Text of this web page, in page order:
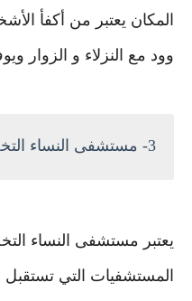
المكان يعتبر من أكفأ
وود مع النزلاء و الزوار
3- مستشفى النساء التخصصي بالرياض
يعتبر مستشفى النساء
المستشفيات التي تستقبل